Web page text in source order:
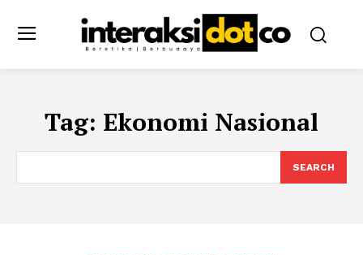
Tag: Ekonomi Nasional
SEARCH